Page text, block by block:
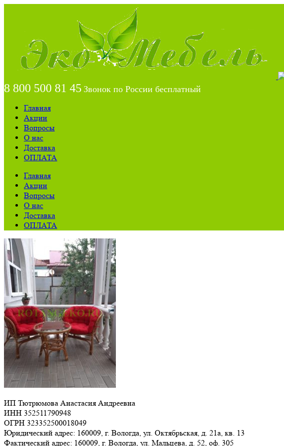
8 800 500 81 45 Звонок по России бесплатный
Главная
Акции
Вопросы
О нас
Доставка
ОПЛАТА
Главная
Акции
Вопросы
О нас
Доставка
ОПЛАТА
ИП Тютрюмова Анастасия Андреевна
ИНН 352511790948
ОГРН 323352500018049
Юридический адрес: 160009, г. Вологда, ул. Октябрьская, д. 21а, кв. 13
Фактический адрес: 160009, г. Вологда, ул. Мальцева, д. 52, оф. 305